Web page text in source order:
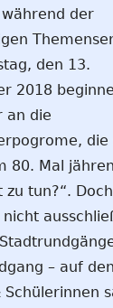
der
den 13.
2018
an die
die
80. Mal
zu tun?“.
nicht
– auf
Schülerinnen